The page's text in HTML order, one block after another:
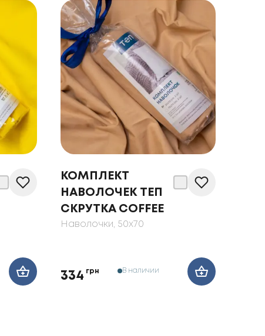
КОМПЛЕКТ
НАВОЛОЧЕК ТЕП
СКРУТКА COFFEE
Наволочки, 50x70
334 грн В наличии